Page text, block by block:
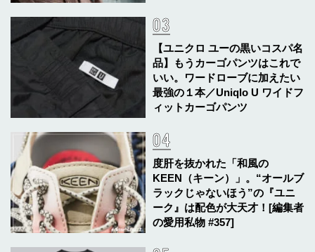
【ユニクロ ユーの黒いコスパ名
品】もうカーゴパンツはこれで
いい。ワードローブに加えたい
最強の１本／Uniqlo U ワイドフ
ィットカーゴパンツ
度肝を抜かれた「和風の
KEEN（キーン）」。“オールブ
ラックじゃないほう”の『ユニ
ーク』は配色が大天才！[編集者
の愛用私物 #357]